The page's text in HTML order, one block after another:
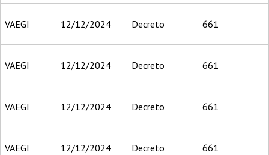
VAEGI 12/12/2024 Decreto 661
VAEGI 12/12/2024 Decreto 661
VAEGI 12/12/2024 Decreto 661
VAEGI 12/12/2024 Decreto 661